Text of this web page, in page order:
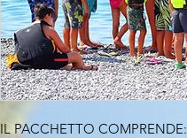
IL PACCHETTO COMPRENDE: